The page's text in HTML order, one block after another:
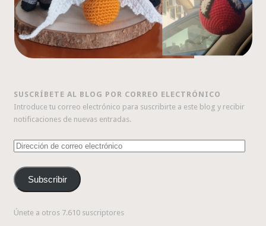
SUSCRÍBETE AL BLOG POR CORREO ELECTRÓNICO
Introduce tu correo electrónico para suscribirte a este blog y recibir
notificaciones de nuevas entradas.
Dirección
correo
electrónico
Subscribir
Únete a otros 7.610 suscriptores